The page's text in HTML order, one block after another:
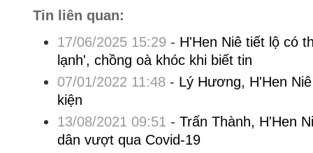
Tin liên quan:
17/06/2025 15:29 - H'Hen Niê tiết lộ có
lạnh', chồng oà khóc khi biết tin
07/01/2022 11:48 - Lý Hương, H'Hen
kiện
13/08/2021 09:51 - Trấn Thành, H'Hen
dân vượt qua Covid-19